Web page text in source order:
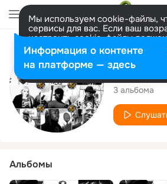
Мы используем cookie-файлы,
сервисы для вас. Если ваш
настроить cookie-файлы
представитель. Больше
Разрешить все Настроить
3 альбома
Альбомы
Информация о контенте
на платформе — здесь